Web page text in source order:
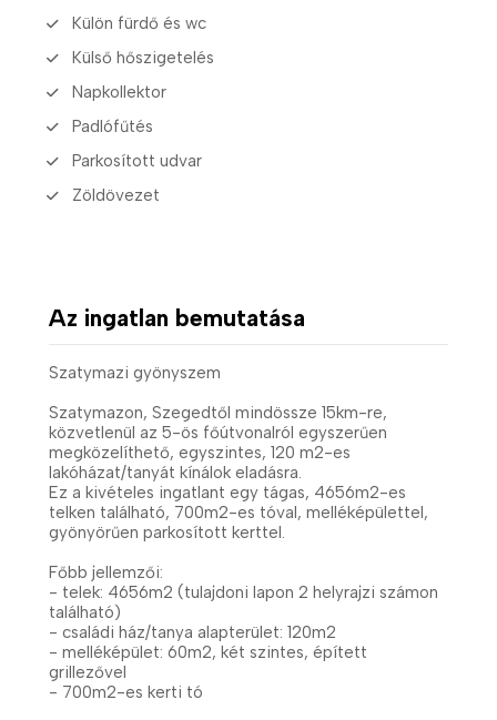
Külön fürdő és wc
Külső hőszigetelés
Napkollektor
Padlófűtés
Parkosított udvar
Zöldövezet
Az ingatlan bemutatása
Szatymazi gyönyszem
Szatymazon, Szegedtől mindössze 15km-re,
közvetlenül az 5-ös főútvonalról egyszerűen
megközelíthető, egyszintes, 120 m2-es
lakóházat/tanyát kínálok eladásra.
Ez a kivételes ingatlant egy tágas, 4656m2-es
telken található, 700m2-es tóval, melléképülettel,
gyönyörűen parkosított kerttel.
Főbb jellemzői:
- telek: 4656m2 (tulajdoni lapon 2 helyrajzi számon
található)
- családi ház/tanya alapterület: 120m2
- melléképület: 60m2, két szintes, épített
grillezővel
- 700m2-es kerti tó